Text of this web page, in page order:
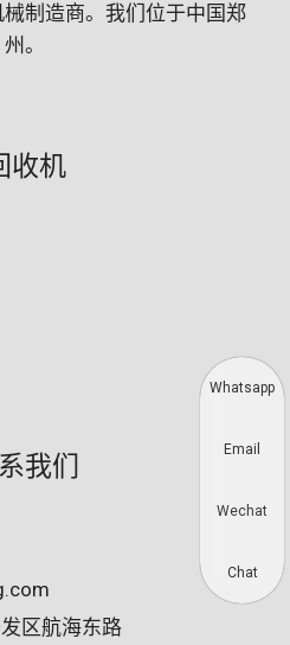
制造商。我们位于中国郑
州。
收机
我们
区航海东路
Whatsapp
Email
Wechat
Chat